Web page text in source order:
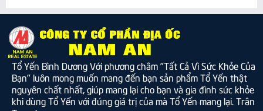
Tổ Yến Bình Dương Với phương châm "Tất Cả Vì Sức Khỏe Của
Bạn" luôn mong muốn mang đến bạn sản phẩm Tổ Yến thật
nguyên chất nhất, giúp mang lại cho bạn và gia đình sức khỏe
khi dùng Tổ Yến với đúng giá trị của mà Tổ Yến mang lại. Trân